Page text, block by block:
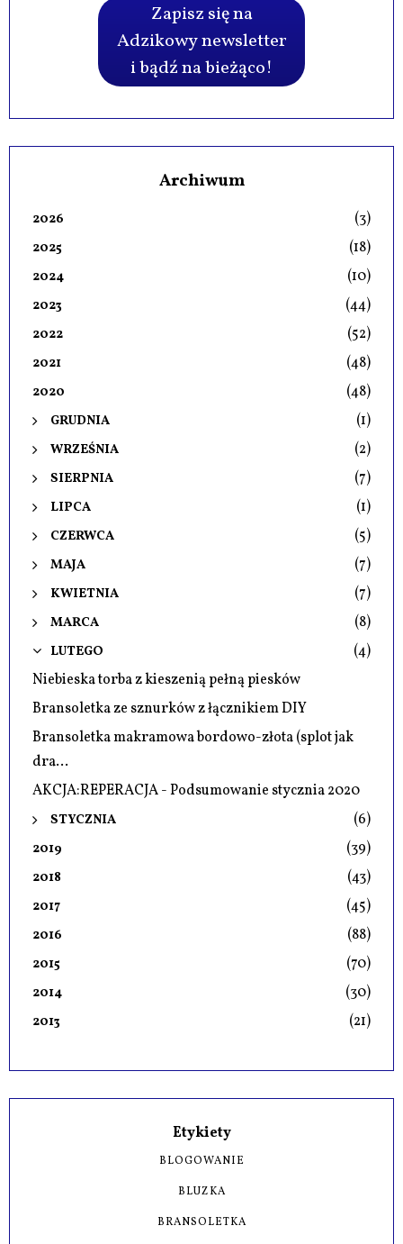
Zapisz się na
Adzikowy newsletter
i bądź na bieżąco!
Archiwum
2026 (3)
2025 (18)
2024 (10)
2023 (44)
2022 (52)
2021 (48)
2020 (48)
GRUDNIA (1)
WRZEŚNIA (2)
SIERPNIA (7)
LIPCA (1)
CZERWCA (5)
MAJA (7)
KWIETNIA (7)
MARCA (8)
LUTEGO
(4)
Niebieska torba z kieszenią pełną piesków
Bransoletka ze sznurków z łącznikiem DIY
Bransoletka makramowa bordowo-złota (splot jak
dra...
AKCJA:REPERACJA - Podsumowanie stycznia 2020
STYCZNIA (6)
2019 (39)
2018 (43)
2017 (45)
2016 (88)
2015 (70)
2014 (30)
2013 (21)
Etykiety
BLOGOWANIE
BLUZKA
BRANSOLETKA